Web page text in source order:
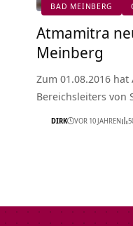
BAD MEINBERG
Atmamitra
Meinberg
Zum 01.08.2016
Bereichsleiters von
DIRK VOR 10 JAHREN